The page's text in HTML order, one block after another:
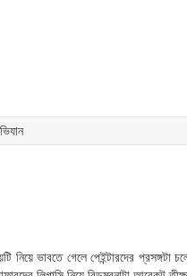
নিয়ে ভাবতে গেলে পেইন্টারদের